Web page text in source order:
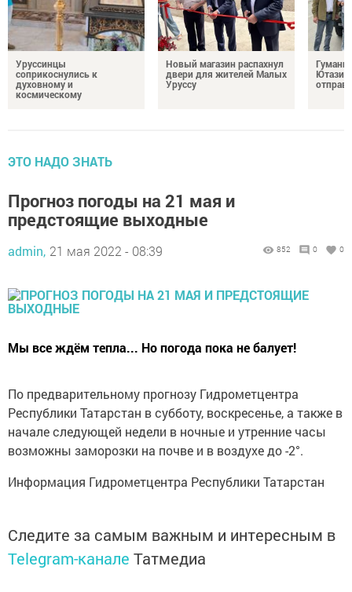
Уруссинцы
соприкоснулись к
духовному и
космическому
Новый магазин распахнул
двери для жителей Малых
Уруссу
ЭТО НАДО ЗНАТЬ
Прогноз погоды на 21 мая и
предстоящие выходные
admin, 21 мая 2022 - 08:39 852 0 0
Мы все ждём тепла... Но погода пока не балует!
По предварительному прогнозу Гидрометцентра
Республики Татарстан в субботу, воскресенье, а также в
начале следующей недели в ночные и утренние часы
возможны заморозки на почве и в воздухе до -2°.
Информация Гидрометцентра Республики Татарстан
Следите за самым важным и интересным в
Telegram-канале Татмедиа